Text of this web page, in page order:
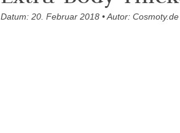
Datum: 20. Februar 2018 • Autor: